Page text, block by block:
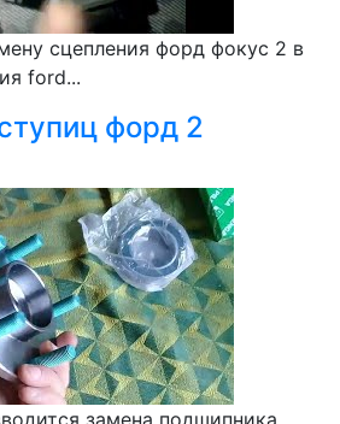
сцепления форд фокус 2 в
ford...
форд 2
замена подшипника